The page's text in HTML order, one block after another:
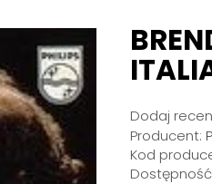
Dodaj
Producent:
Kod